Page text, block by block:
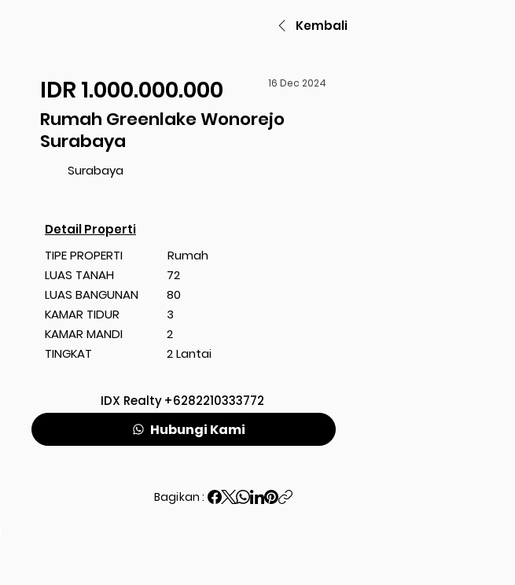
Kembali
IDR 1.000.000.000 16 Dec 2024
Rumah Greenlake Wonorejo
Surabaya
Surabaya
Detail Properti
TIPE PROPERTI
LUAS TANAH
LUAS BANGUNAN
KAMAR TIDUR
KAMAR MANDI
TINGKAT
Rumah
72
80
3
2
2 Lantai
IDX Realty+6282210333772
Hubungi Kami
Bagikan :